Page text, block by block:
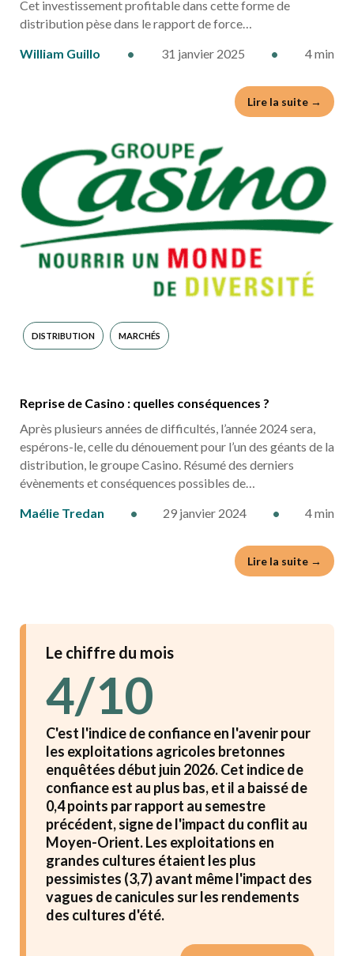
Cet investissement profitable dans cette forme de
distribution pèse dans le rapport de force…
William Guillo
• 31 janvier 2025 • 4 min
Lire la suite →
DISTRIBUTION MARCHÉS
Reprise de Casino : quelles conséquences ?
Après plusieurs années de difficultés, l’année 2024 sera,
espérons-le, celle du dénouement pour l’un des géants de la
distribution, le groupe Casino. Résumé des derniers
évènements et conséquences possibles de…
Maélie Tredan
• 29 janvier 2024 • 4 min
Lire la suite →
Le chiffre du mois
4/10
C'est l'indice de confiance en l'avenir pour
les exploitations agricoles bretonnes
enquêtées début juin 2026. Cet indice de
confiance est au plus bas, et il a baissé de
0,4 points par rapport au semestre
précédent, signe de l'impact du conflit au
Moyen-Orient. Les exploitations en
grandes cultures étaient les plus
pessimistes (3,7) avant même l'impact des
vagues de canicules sur les rendements
des cultures d'été.